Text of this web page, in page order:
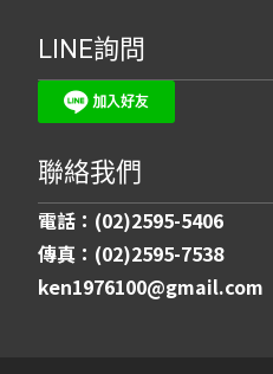
LINE詢問
聯絡我們
電話：(02)2595-5406
傳真：(02)2595-7538
ken1976100@gmail.com